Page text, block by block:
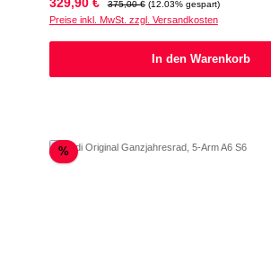
375,00 € (12.03% gespart)
Preise inkl. MwSt. zzgl. Versandkosten
In den Warenkorb
%Rabatt